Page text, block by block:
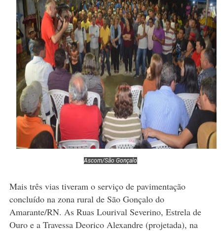
Ascom/São Gonçalo
Mais três vias tiveram o serviço de pavimentação
concluído na zona rural de São Gonçalo do
Amarante/RN. As Ruas Lourival Severino, Estrela de
Ouro e a Travessa Deorico Alexandre (projetada), na